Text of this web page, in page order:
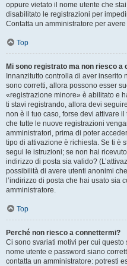
oppure vietato il nome utente che
disabilitato le registrazioni per
Contatta un amministratore per
Top
Mi sono registrato ma non riesco a
Innanzitutto controlla di aver inserito
sono corretti, allora possono esser
«registrazione minore» è abilitato e
ti stavi registrando, allora devi
non è il tuo caso, forse devi attivare
che tutte le nuove registrazioni
amministratori, prima di poter
tipo di attivazione è richiesta. Se ti è
segui le istruzioni; se non hai
indirizzo di posta sia valido?
possibilità di avere utenti anonimi
l’indirizzo di posta che hai usato sia
amministratore.
Top
Perché non riesco a connettermi?
Ci sono svariati motivi per cui
nome utente e password siano
contatta un amministratore: potresti